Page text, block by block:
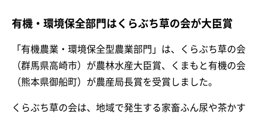
有機・環境保全部門はくらぶち草の会が大臣賞
「有機農業・環境保全型農業部門」は、くらぶち草の会
（群馬県高崎市）が農林水産大臣賞、くまもと有機の会
（熊本県御船町）が農産局長賞を受賞しました。
くらぶち草の会は、地域で発生する家畜ふん尿や茶かす